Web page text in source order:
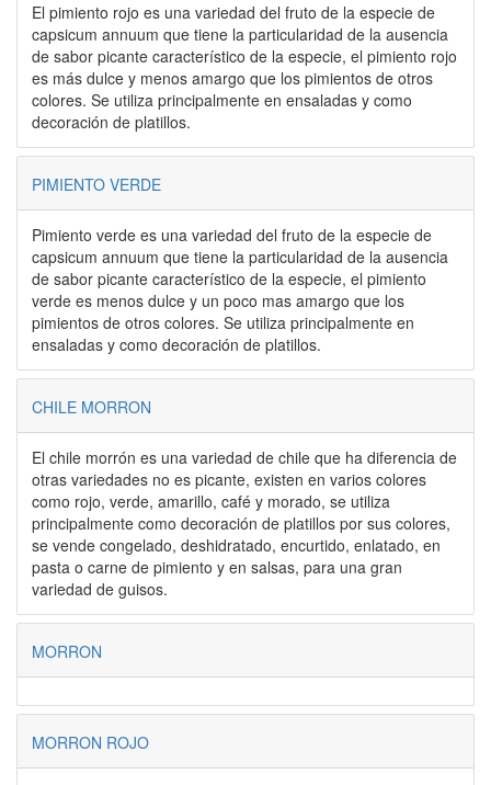
El pimiento rojo es una variedad del fruto de la especie de
capsicum annuum que tiene la particularidad de la ausencia
de sabor picante característico de la especie, el pimiento rojo
es más dulce y menos amargo que los pimientos de otros
colores. Se utiliza principalmente en ensaladas y como
decoración de platillos.
PIMIENTO VERDE
Pimiento verde es una variedad del fruto de la especie de
capsicum annuum que tiene la particularidad de la ausencia
de sabor picante característico de la especie, el pimiento
verde es menos dulce y un poco mas amargo que los
pimientos de otros colores. Se utiliza principalmente en
ensaladas y como decoración de platillos.
CHILE MORRON
El chile morrón es una variedad de chile que ha diferencia de
otras variedades no es picante, existen en varios colores
como rojo, verde, amarillo, café y morado, se utiliza
principalmente como decoración de platillos por sus colores,
se vende congelado, deshidratado, encurtido, enlatado, en
pasta o carne de pimiento y en salsas, para una gran
variedad de guisos.
MORRON
MORRON ROJO